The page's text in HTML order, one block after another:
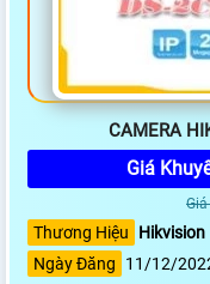
CAMERA
Giá
Thương Hiệu
Hikvision
Ngày Đăng
11/12/